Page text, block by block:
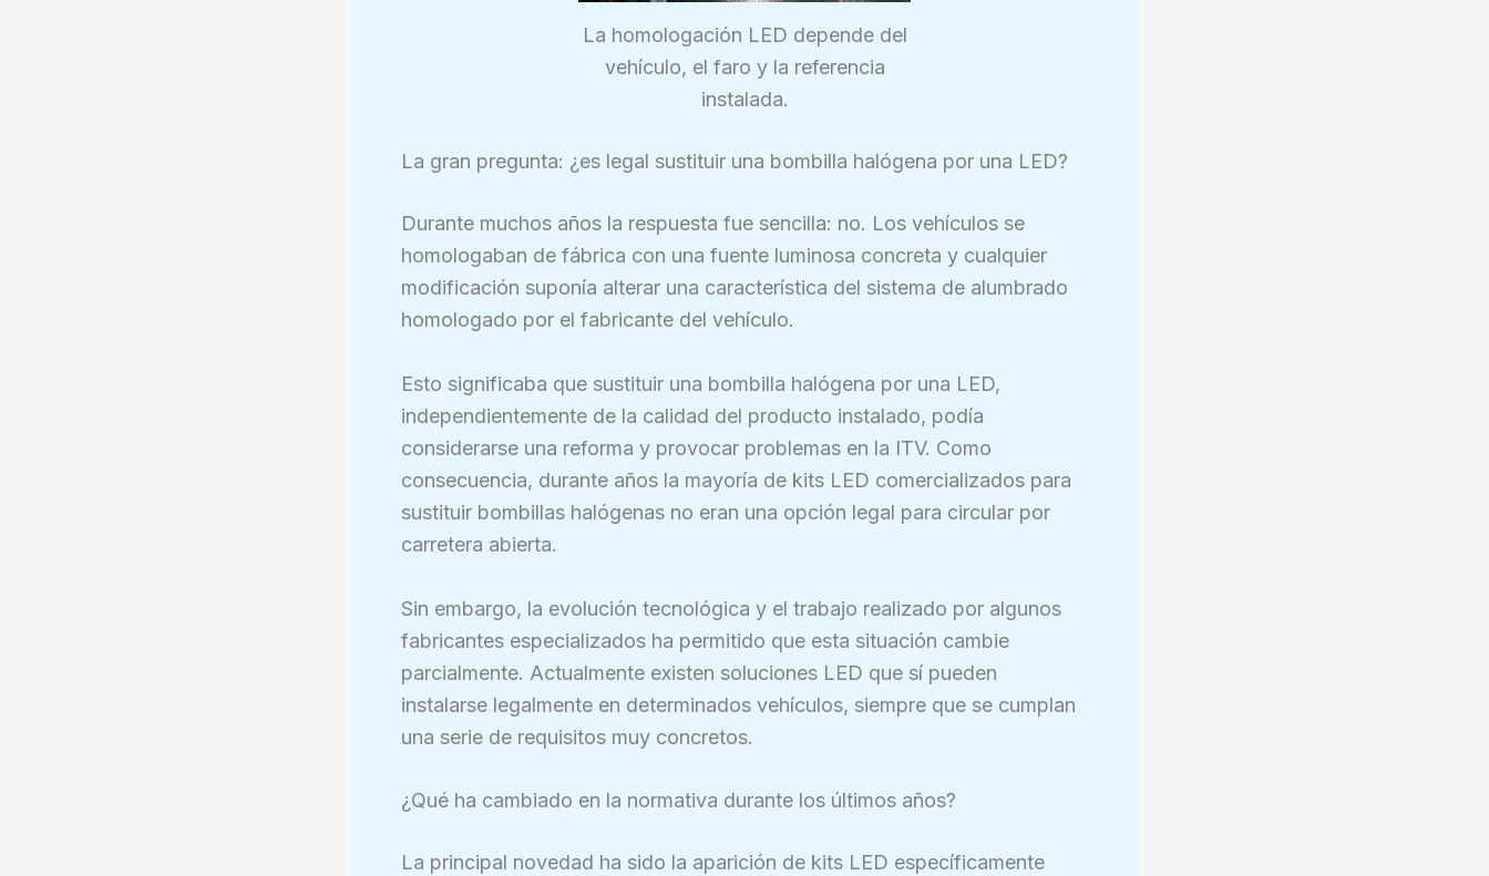
La homologación LED depende del
vehículo, el faro y la referencia
instalada.
La gran pregunta: ¿es legal sustituir una bombilla halógena por una LED?
Durante muchos años la respuesta fue sencilla: no. Los vehículos se
homologaban de fábrica con una fuente luminosa concreta y cualquier
modificación suponía alterar una característica del sistema de alumbrado
homologado por el fabricante del vehículo.
Esto significaba que sustituir una bombilla halógena por una LED,
independientemente de la calidad del producto instalado, podía
considerarse una reforma y provocar problemas en la ITV. Como
consecuencia, durante años la mayoría de kits LED comercializados para
sustituir bombillas halógenas no eran una opción legal para circular por
carretera abierta.
Sin embargo, la evolución tecnológica y el trabajo realizado por algunos
fabricantes especializados ha permitido que esta situación cambie
parcialmente. Actualmente existen soluciones LED que sí pueden
instalarse legalmente en determinados vehículos, siempre que se cumplan
una serie de requisitos muy concretos.
¿Qué ha cambiado en la normativa durante los últimos años?
La principal novedad ha sido la aparición de kits LED específicamente